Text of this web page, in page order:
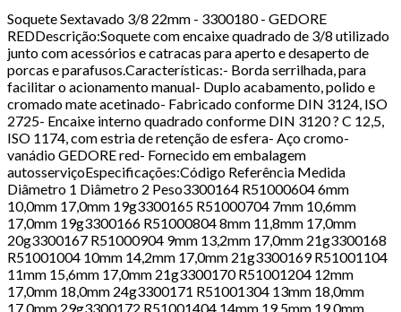
Soquete Sextavado 3/8 22mm - 3300180 - GEDORE
REDDescrição:Soquete com encaixe quadrado de 3/8 utilizado
junto com acessórios e catracas para aperto e desaperto de
porcas e parafusos.Características:- Borda serrilhada, para
facilitar o acionamento manual- Duplo acabamento, polido e
cromado mate acetinado- Fabricado conforme DIN 3124, ISO
2725- Encaixe interno quadrado conforme DIN 3120 ? C 12,5,
ISO 1174, com estria de retenção de esfera- Aço cromo-
vanádio GEDORE red- Fornecido em embalagem
autosserviçoEspecificações:Código Referência Medida
Diâmetro 1 Diâmetro 2 Peso3300164 R51000604 6mm
10,0mm 17,0mm 19g3300165 R51000704 7mm 10,6mm
17,0mm 19g3300166 R51000804 8mm 11,8mm 17,0mm
20g3300167 R51000904 9mm 13,2mm 17,0mm 21g3300168
R51001004 10mm 14,2mm 17,0mm 21g3300169 R51001104
11mm 15,6mm 17,0mm 21g3300170 R51001204 12mm
17,0mm 18,0mm 24g3300171 R51001304 13mm 18,0mm
17,0mm 29g3300172 R51001404 14mm 19,5mm 19,0mm